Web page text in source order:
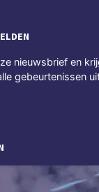
nieuwsbrief en
gebeurtenissen